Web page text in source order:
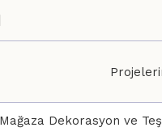
Dekorasyon ve